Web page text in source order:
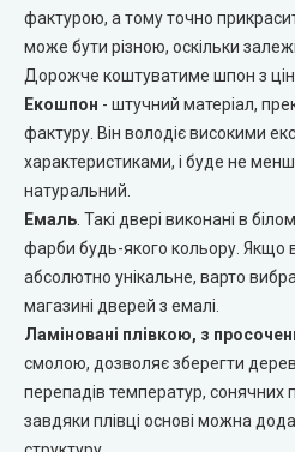
StilDoors (СтілДорс)
Двері прихованого монтажу
DOORIS (Доріс)
BRAMA (Брама)
OMEGA (Омега)
MSDoors (МСДорс)
KFD (КФД)
фактурою, а тому точно
може бути різною, оскільки
Дорожче коштуватиме шпон з
Екошпон - штучний матеріал,
фактуру. Він володіє високими
характеристиками, і буде не
натуральний.
Емаль . Такі двері виконані в
фарби будь-якого кольору. Якщо
абсолютно унікальне, варто
магазині дверей з емалі.
Ламіновані плівкою, з
смолою, дозволяє зберегти
перепадів температур, сонячних
завдяки плівці основі можна